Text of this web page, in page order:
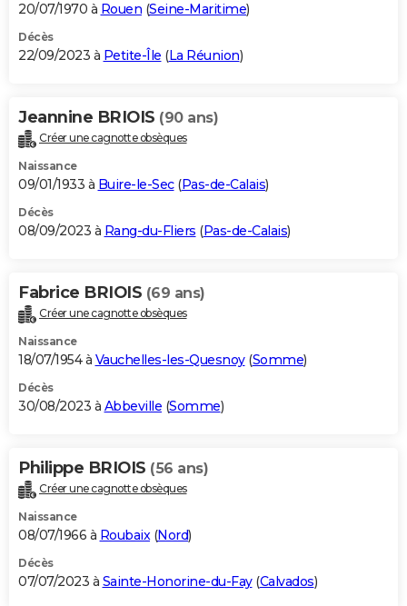
20/07/1970 à Rouen (Seine-Maritime)
Décès
22/09/2023 à Petite-Île (La Réunion)
Jeannine BRIOIS (90 ans)
Créer une cagnotte obsèques
Naissance
09/01/1933 à Buire-le-Sec(Pas-de-Calais)
Décès
08/09/2023 à Rang-du-Fliers (Pas-de-Calais)
Fabrice BRIOIS (69 ans)
Créer une cagnotte obsèques
Naissance
18/07/1954 à Vauchelles-les-Quesnoy(Somme)
Décès
30/08/2023 à Abbeville (Somme)
Philippe BRIOIS (56 ans)
Créer une cagnotte obsèques
Naissance
08/07/1966 à Roubaix(Nord)
Décès
07/07/2023 à Sainte-Honorine-du-Fay(Calvados)